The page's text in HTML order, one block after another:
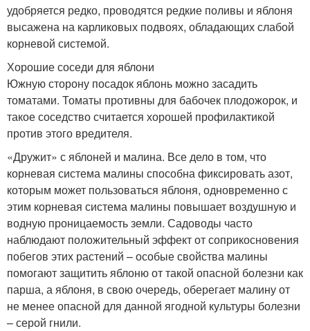
удобряется редко, проводятся редкие поливы и яблоня
высажена на карликовых подвоях, обладающих слабой
корневой системой.
Хорошие соседи для яблони
Южную сторону посадок яблонь можно засадить
томатами. Томаты противны для бабочек плодожорок, и
такое соседство считается хорошей профилактикой
против этого вредителя.
«Дружит» с яблоней и малина. Все дело в том, что
корневая система малины способна фиксировать азот,
которым может пользоваться яблоня, одновременно с
этим корневая система малины повышает воздушную и
водную проницаемость земли. Садоводы часто
наблюдают положительный эффект от соприкосновения
побегов этих растений – особые свойства малины
помогают защитить яблоню от такой опасной болезни как
парша, а яблоня, в свою очередь, оберегает малину от
не менее опасной для данной ягодной культуры болезни
– серой гнили.